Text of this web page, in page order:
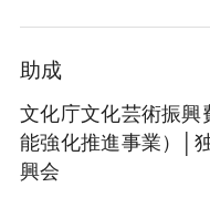
助成
文化庁文化芸術振
能強化推進事業）│
興会